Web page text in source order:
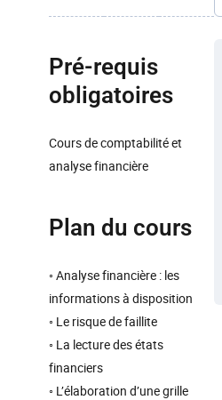
Pré-requis
obligatoires
Cours de comptabilité et
analyse financière
Plan du cours
◦ Analyse financière : les
informations à disposition
◦ Le risque de faillite
◦ La lecture des états
financiers
◦ L’élaboration d’une grille